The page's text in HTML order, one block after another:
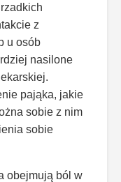
z
u osób
nasilone
pająka, jakie
sobie z nim
sobie
obejmują ból w